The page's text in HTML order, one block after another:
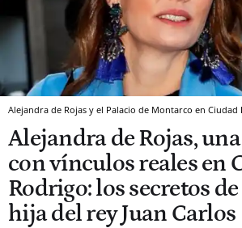
Alejandra de Rojas y el Palacio de Montarco en Ciudad
Alejandra de Rojas,
con vínculos reales en
Rodrigo: los secretos
hija del rey Juan Carlos